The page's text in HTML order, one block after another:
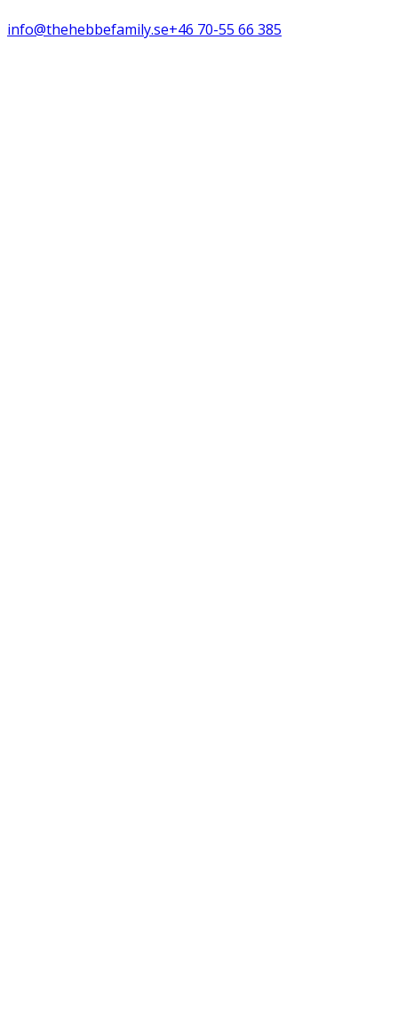
info@thehebbefamily.se+46 70-55 66 385